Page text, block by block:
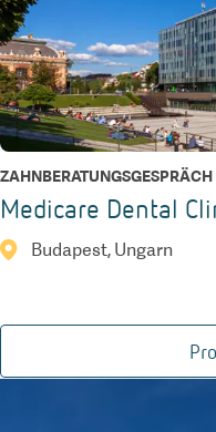
ZAHNBERATUNGSGESPRÄCH
Medicare Dental
Budapest, Ungarn